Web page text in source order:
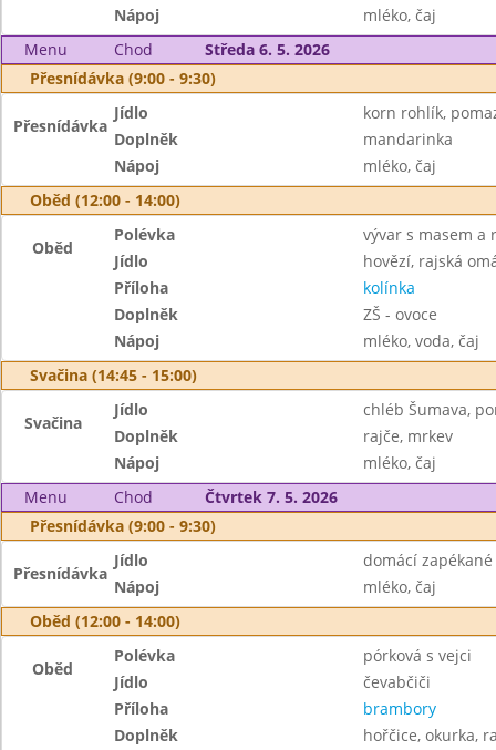
Nápoj
mléko, čaj
Menu
Chod
Středa 6. 5. 2026
Přesnídávka (9:00 - 9:30)
Přesnídávka
Jídlo
korn rohlík,
Doplněk
mandarinka
Nápoj
mléko, čaj
Oběd (12:00 - 14:00)
Oběd
Polévka
vývar s masem a
Jídlo
hovězí, rajská
Příloha
kolínka
Doplněk
ZŠ - ovoce
Nápoj
mléko, voda, čaj
Svačina (14:45 - 15:00)
Svačina
Jídlo
chléb Šumava,
Doplněk
rajče, mrkev
Nápoj
mléko, čaj
Menu
Chod
Čtvrtek 7. 5. 2026
Přesnídávka (9:00 - 9:30)
Přesnídávka
Jídlo
domácí
Nápoj
mléko, čaj
Oběd (12:00 - 14:00)
Oběd
Polévka
pórková s vejci
Jídlo
čevabčiči
Příloha
brambory
Doplněk
hořčice, okurka,